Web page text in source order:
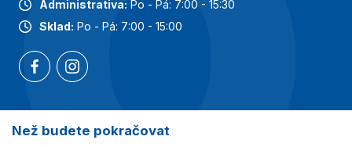
Administrativa: Po - Pá: 7:00 - 15:30
Sklad: Po - Pá: 7:00 - 15:00
Nejoblíbenější kategorie
Než budete pokračovat